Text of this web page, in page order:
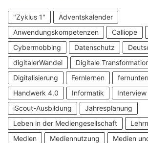
"Zyklus 1"
Adventskalender
Anwendungskompetenzen
Calliope
Cybermobbing
Datenschutz
digitalerWandel
Digitale
Digitalisierung
Fernlernen
Handwerk 4.0
Informatik Interview
iScout-Ausbildung
Jahresplanung
Leben in der Mediengesellschaft
Medien
Mediennutzung
Medien